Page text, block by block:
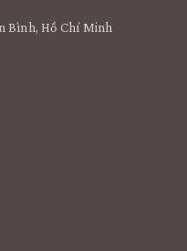
Bình, Hồ Chí Minh